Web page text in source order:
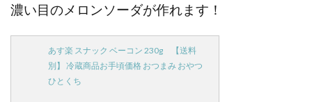
濃い目のメロンソーダが作れます！
あす楽 スナック ベーコン 230g 【送料
別】 冷蔵商品お手頃価格 おつまみ おやつ
ひとくち